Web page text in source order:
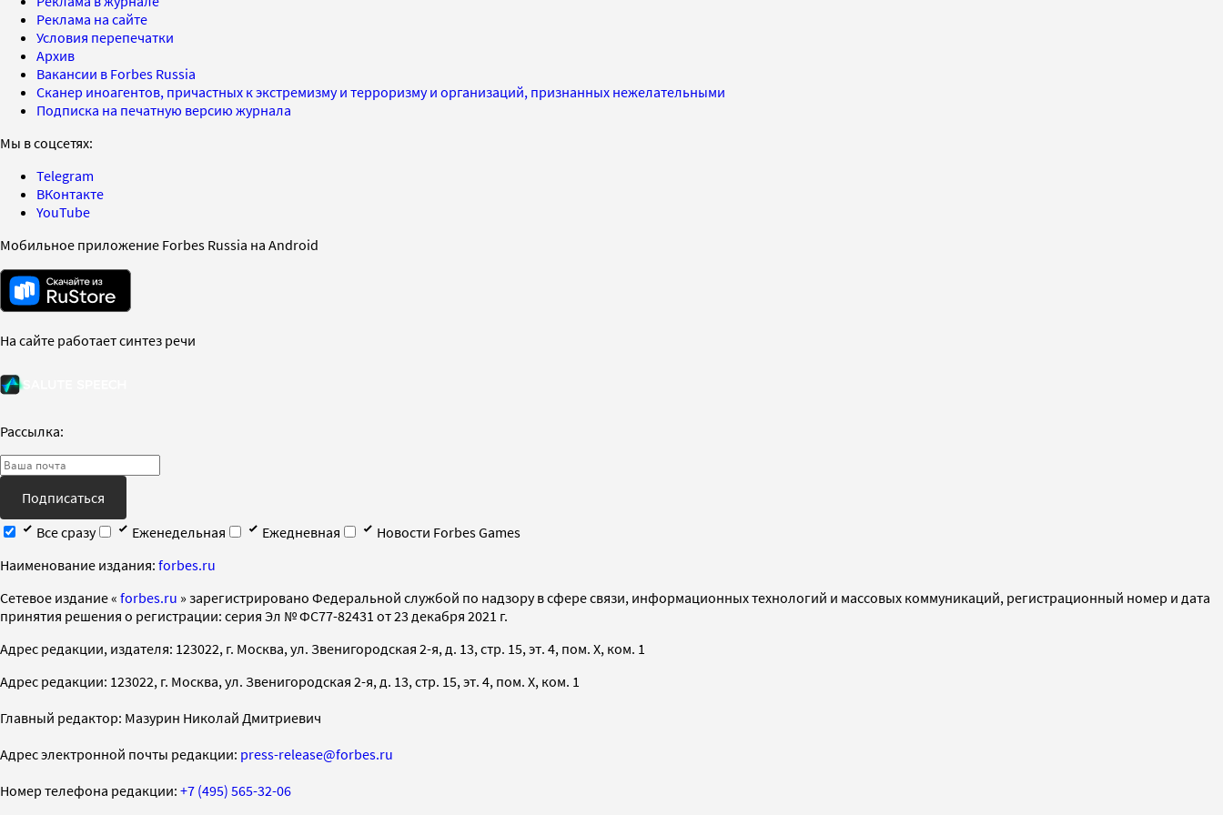
Реклама на сайте
Условия перепечатки
Архив
Вакансии в Forbes Russia
Сканер иноагентов, причастных к экстремизму и терроризму и организаций, признанных нежелательными
Подписка на печатную версию журнала
Мы в соцсетях:
Telegram
ВКонтакте
YouTube
Мобильное приложение Forbes Russia на Android
На сайте работает синтез речи
Рассылка:
Подписаться
Все сразу
Еженедельная Ежедневная
Новости Forbes Games
Наименование издания: forbes.ru
Cетевое издание « forbes.ru » зарегистрировано Федеральной службой по надзору в сфере связи, информационных технологий и массовых коммуникаций, регистрационный номер и дата
принятия решения о регистрации: серия Эл № ФС77-82431 от 23 декабря 2021 г.
Адрес редакции, издателя: 123022, г. Москва, ул. Звенигородская 2-я, д. 13, стр. 15, эт. 4, пом. X, ком. 1
Адрес редакции: 123022, г. Москва, ул. Звенигородская 2-я, д. 13, стр. 15, эт. 4, пом. X, ком. 1
Главный редактор: Мазурин Николай Дмитриевич
Адрес электронной почты редакции: press-release@forbes.ru
Номер телефона редакции: +7 (495) 565-32-06